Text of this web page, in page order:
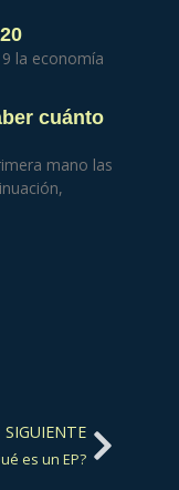
la economía
cuánto
mano las
SIGUIENTE
es un EP?